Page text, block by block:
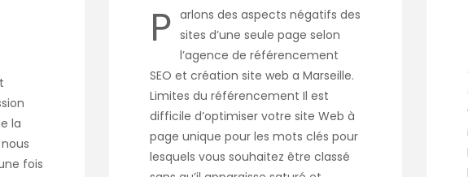
P arlons des aspects négatifs des
sites d’une seule page selon
l’agence de référencement
SEO et création site web a Marseille.
Limites du référencement Il est
difficile d’optimiser votre site Web à
page unique pour les mots clés pour
lesquels vous souhaitez être classé
la
fois